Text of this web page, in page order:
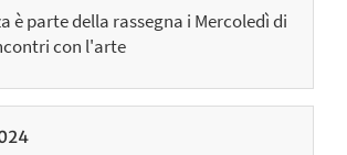
è parte della rassegna i Mercoledì di
con l'arte